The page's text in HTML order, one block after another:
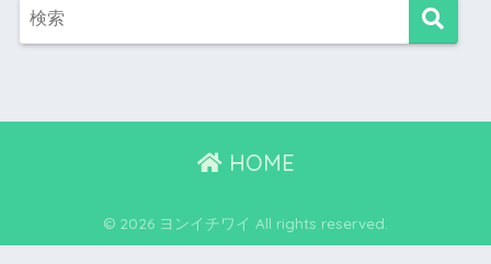
HOME
© 2026 ヨンイチワイ All rights reserved.